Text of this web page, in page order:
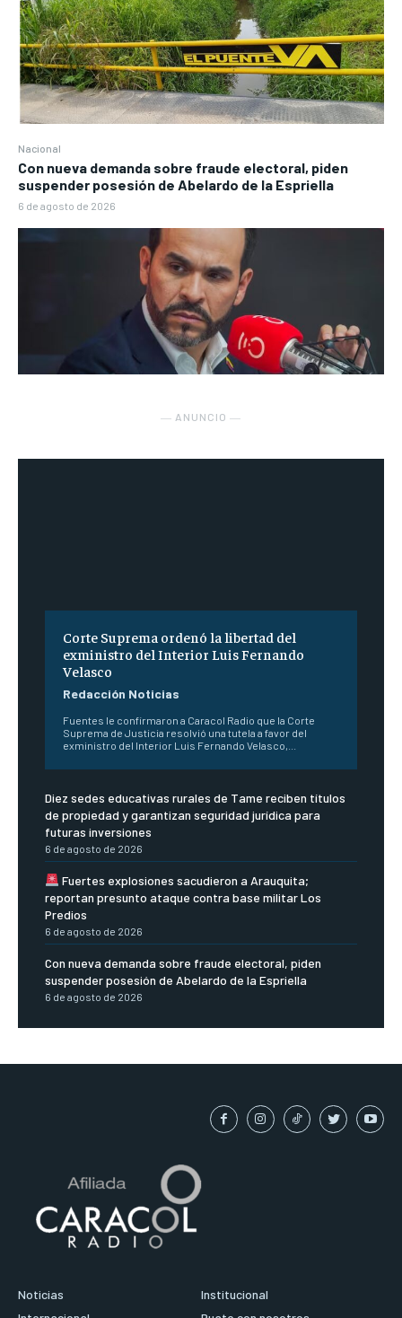
Nacional
Con nueva demanda sobre fraude electoral, piden
suspender posesión de Abelardo de la Espriella
6 de agosto de 2026
― ANUNCIO ―
Corte Suprema ordenó la libertad del
exministro del Interior Luis Fernando
Velasco
Redacción Noticias
Fuentes le confirmaron a Caracol Radio que la Corte
Suprema de Justicia resolvió una tutela a favor del
exministro del Interior Luis Fernando Velasco,...
Diez sedes educativas rurales de Tame reciben títulos
de propiedad y garantizan seguridad jurídica para
futuras inversiones
6 de agosto de 2026
Fuertes explosiones sacudieron a Arauquita;
reportan presunto ataque contra base militar Los
Predios
6 de agosto de 2026
Con nueva demanda sobre fraude electoral, piden
suspender posesión de Abelardo de la Espriella
6 de agosto de 2026
Noticias
Institucional